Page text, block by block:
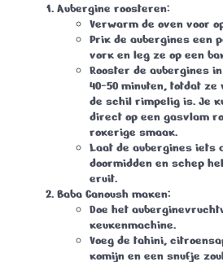
Aubergine roosteren:
Verwarm de oven voor op
Prik de aubergines een
vork en leg ze op een
Rooster de aubergines
40-50 minuten, totdat
de schil rimpelig is. Je
direct op een gasvlam
rokerige smaak.
Laat de aubergines iets
doormidden en schep
eruit.
Baba Ganoush maken:
Doe het
keukenmachine.
Voeg de tahini,
komijn en een snufje